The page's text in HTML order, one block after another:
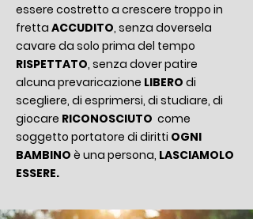
essere costretto a crescere troppo in
fretta ACCUDITO, senza doversela
cavare da solo prima del tempo
RISPETTATO, senza dover patire
alcuna prevaricazione LIBERO di
scegliere, di esprimersi, di studiare, di
giocare RICONOSCIUTO come
soggetto portatore di diritti OGNI
BAMBINO è una persona, LASCIAMOLO
ESSERE.